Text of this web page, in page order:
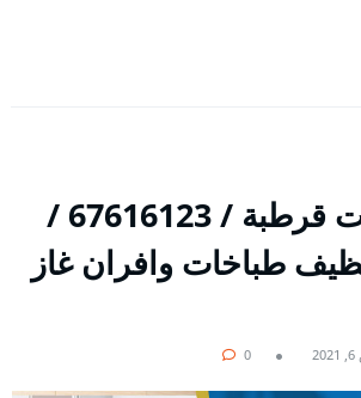
تصليح طباخات قرطبة / 67616123 /
طباخات وافران غاز
0